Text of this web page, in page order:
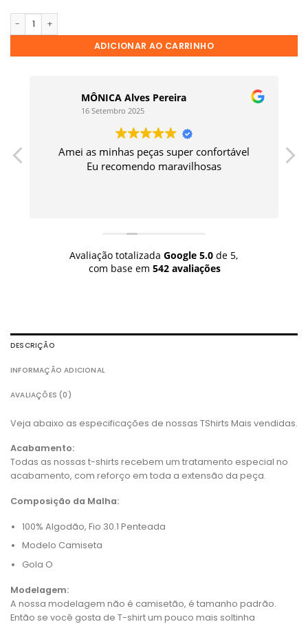
ADICIONAR AO CARRINHO
MÔNICA Alves Pereira
16 Setembro 2025
Amei as minhas peças super confortável
Eu recomendo maravilhosas
Avaliação totalizada Google 5.0de 5,
com base em 542 avaliações
DESCRIÇÃO
INFORMAÇÃO ADICIONAL
AVALIAÇÕES (0)
Veja abaixo as especificações de nossas TShirts Mais vendidas.
Acabamento:
Todas as nossas t-shirts recebem um tratamento especial no
acabamento, com reforço em toda a extensão da peça.
Composição da Malha:
100% Algodão, Fio 30.1 Penteada
Modelo Camiseta
Gola O
Modelagem:
A nossa modelagem não é camisetão, é tamanho padrão.
Então se você gosta de T-shirt um pouco mais soltinha